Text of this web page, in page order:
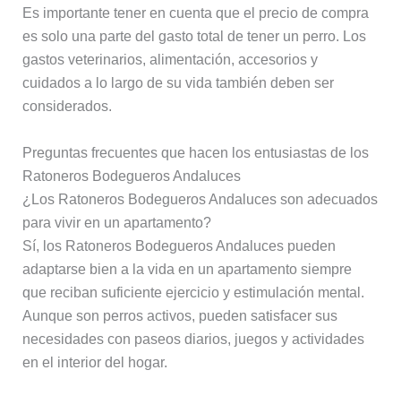
Es importante tener en cuenta que el precio de compra
es solo una parte del gasto total de tener un perro. Los
gastos veterinarios, alimentación, accesorios y
cuidados a lo largo de su vida también deben ser
considerados.
Preguntas frecuentes que hacen los entusiastas de los
Ratoneros Bodegueros Andaluces
¿Los Ratoneros Bodegueros Andaluces son adecuados
para vivir en un apartamento?
Sí, los Ratoneros Bodegueros Andaluces pueden
adaptarse bien a la vida en un apartamento siempre
que reciban suficiente ejercicio y estimulación mental.
Aunque son perros activos, pueden satisfacer sus
necesidades con paseos diarios, juegos y actividades
en el interior del hogar.